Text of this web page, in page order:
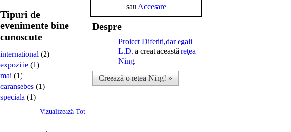
Tipuri de
evenimente bine
cunoscute
international (2)
expozitie (1)
mai (1)
caransebes (1)
speciala (1)
Vizualizează Tot
sau Accesare
Despre
Proiect Diferiti,dar egali
L.D. a creat această reţea
Ning.
Creează o reţea Ning! »